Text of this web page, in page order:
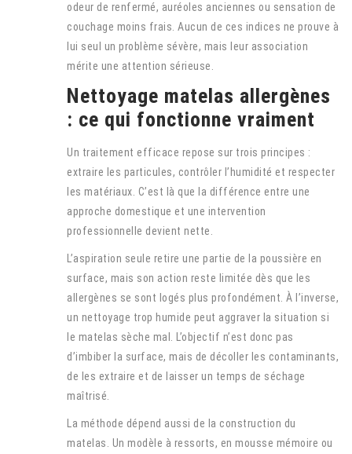
odeur de renfermé, auréoles anciennes ou sensation de
couchage moins frais. Aucun de ces indices ne prouve à
lui seul un problème sévère, mais leur association
mérite une attention sérieuse.
Nettoyage matelas allergènes
: ce qui fonctionne vraiment
Un traitement efficace repose sur trois principes :
extraire les particules, contrôler l’humidité et respecter
les matériaux. C’est là que la différence entre une
approche domestique et une intervention
professionnelle devient nette.
L’aspiration seule retire une partie de la poussière en
surface, mais son action reste limitée dès que les
allergènes se sont logés plus profondément. À l’inverse,
un nettoyage trop humide peut aggraver la situation si
le matelas sèche mal. L’objectif n’est donc pas
d’imbiber la surface, mais de décoller les contaminants,
de les extraire et de laisser un temps de séchage
maîtrisé.
La méthode dépend aussi de la construction du
matelas. Un modèle à ressorts, en mousse mémoire ou